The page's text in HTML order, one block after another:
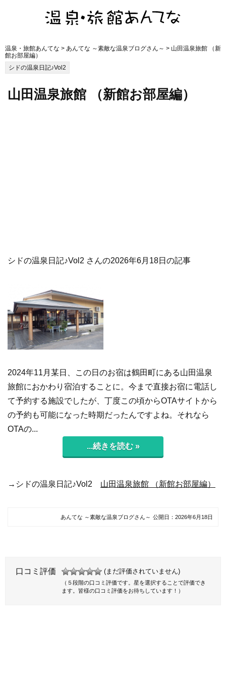
温泉・旅館あんてな > あんてな ～素敵な温泉ブログさん～ > 山田温泉旅館 （新
館お部屋編）
シドの温泉日記♪Vol2
山田温泉旅館 （新館お部屋編）
シドの温泉日記♪Vol2 さんの2026年6月18日の記事
2024年11月某日、この日のお宿は鶴田町にある山田温泉
旅館におかわり宿泊することに。今まで直接お宿に電話し
て予約する施設でしたが、丁度この頃からOTAサイトから
の予約も可能になった時期だったんですよね。それなら
OTAの...
...続きを読む »
→シドの温泉日記♪Vol2 山田温泉旅館 （新館お部屋編）
あんてな ～素敵な温泉ブログさん～ 公開日： 2026年6月18日
口コミ評価 (まだ評価されていません)
（５段階の口コミ評価です。星を選択することで評価でき
ます。皆様の口コミ評価をお待ちしています！）